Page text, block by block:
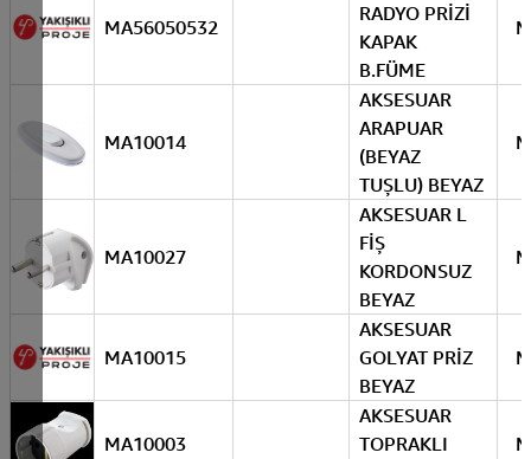
MA56050532
RADYO PRİZİ
KAPAK
B.FÜME
MA10014
AKSESUAR
ARAPUAR
(BEYAZ
TUŞLU) BEYAZ
MA10027
AKSESUAR L
FİŞ
KORDONSUZ
BEYAZ
MA10015
AKSESUAR
GOLYAT PRİZ
BEYAZ
MA10003
AKSESUAR
TOPRAKLI